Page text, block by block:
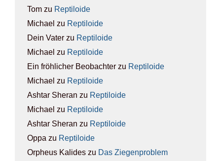
Tom zu Rep­ti­lo­ide
Michael zu Rep­ti­lo­ide
Dein Vater zu Rep­ti­lo­ide
Michael zu Rep­ti­lo­ide
Ein fröhlicher Beobachter zu Rep­ti­lo­ide
Michael zu Rep­ti­lo­ide
Ashtar Sheran zu Rep­ti­lo­ide
Michael zu Rep­ti­lo­ide
Ashtar Sheran zu Rep­ti­lo­ide
Oppa zu Rep­ti­lo­ide
Orpheus Kalides zu Das Zie­gen­pro­blem